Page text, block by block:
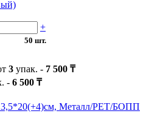
+
50 шт.
3 упак. - 7 500 ₸
- 6 500 ₸